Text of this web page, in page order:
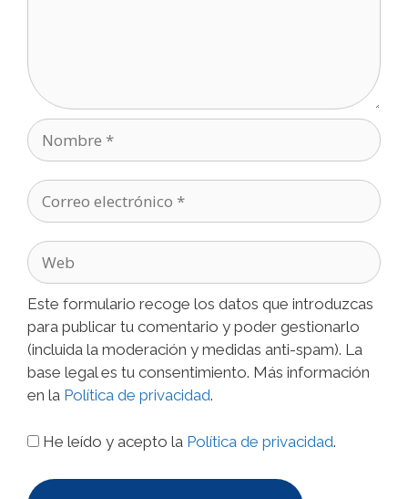
Nombre
Correo
electrónico
Web
Este formulario recoge los datos que introduzcas
para publicar tu comentario y poder gestionarlo
(incluida la moderación y medidas anti-spam). La
base legal es tu consentimiento. Más información
en la Política de privacidad.
He leído y acepto la Política de privacidad.